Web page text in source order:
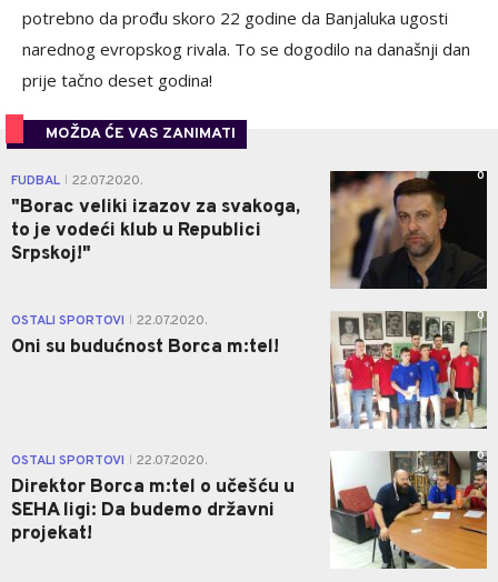
potrebno da prođu skoro 22 godine da Banjaluka ugosti
narednog evropskog rivala. To se dogodilo na današnji dan
prije tačno deset godina!
MOŽDA ĆE VAS ZANIMATI
FUDBAL 22.07.2020.
"Borac veliki izazov za svakoga,
to je vodeći klub u Republici
Srpskoj!"
0
OSTALI SPORTOVI 22.07.2020.
Oni su budućnost Borca m:tel!
0
OSTALI SPORTOVI 22.07.2020.
Direktor Borca m:tel o učešću u
SEHA ligi: Da budemo državni
projekat!
0